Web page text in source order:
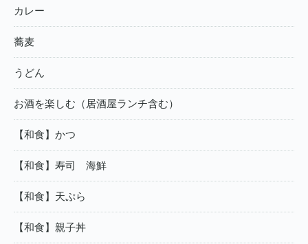
カレー
蕎麦
うどん
お酒を楽しむ（居酒屋ランチ含む）
【和食】かつ
【和食】寿司 海鮮
【和食】天ぷら
【和食】親子丼